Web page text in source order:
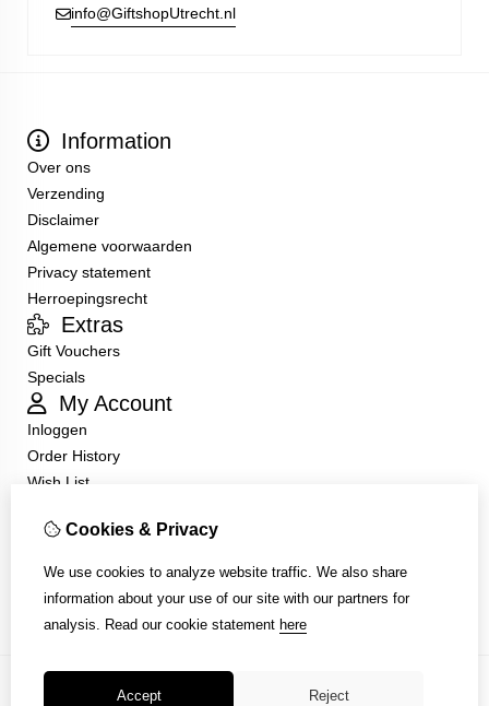
info@GiftshopUtrecht.nl
Information
Over ons
Verzending
Disclaimer
Algemene voorwaarden
Privacy statement
Herroepingsrecht
Extras
Gift Vouchers
Specials
My Account
Inloggen
Order History
Wish List
Contact Us
Cookies & Privacy
We use cookies to analyze website traffic. We also share
information about your use of our site with our partners for
analysis. Read our cookie statement here
Accept Reject